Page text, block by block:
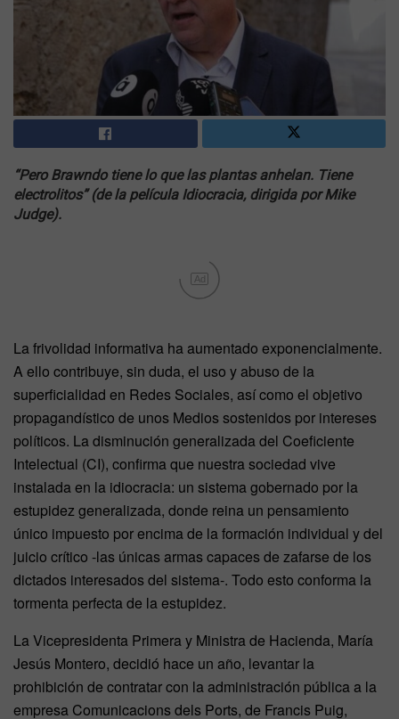
“Pero Brawndo tiene lo que las plantas anhelan. Tiene
electrolitos” (de la película Idiocracia, dirigida por Mike
Judge).
Ad
La frivolidad informativa ha aumentado exponencialmente.
A ello contribuye, sin duda, el uso y abuso de la
superficialidad en Redes Sociales, así como el objetivo
propagandístico de unos Medios sostenidos por intereses
políticos. La disminución generalizada del Coeficiente
Intelectual (CI), confirma que nuestra sociedad vive
instalada en la idiocracia: un sistema gobernado por la
estupidez generalizada, donde reina un pensamiento
único impuesto por encima de la formación individual y del
juicio crítico -las únicas armas capaces de zafarse de los
dictados interesados del sistema-. Todo esto conforma la
tormenta perfecta de la estupidez.
La Vicepresidenta Primera y Ministra de Hacienda, María
Jesús Montero, decidió hace un año, levantar la
prohibición de contratar con la administración pública a la
empresa Comunicacions dels Ports, de Francis Puig,